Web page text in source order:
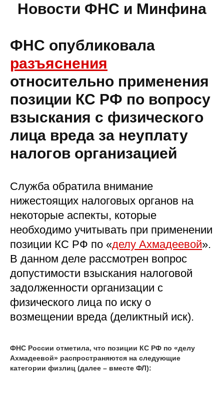
Новости ФНС и Минфина
ФНС опубликовала
разъяснения
относительно применения
позиции КС РФ по вопросу
взыскания с физического
лица вреда за неуплату
налогов организацией
Служба обратила внимание
нижестоящих налоговых органов на
некоторые аспекты, которые
необходимо учитывать при применении
позиции КС РФ по «делу Ахмадеевой».
В данном деле рассмотрен вопрос
допустимости взыскания налоговой
задолженности организации с
физического лица по иску о
возмещении вреда (деликтный иск).
ФНС России отметила, что позиции КС РФ по «делу
Ахмадеевой» распространяются на следующие
категории физлиц (далее – вместе ФЛ):